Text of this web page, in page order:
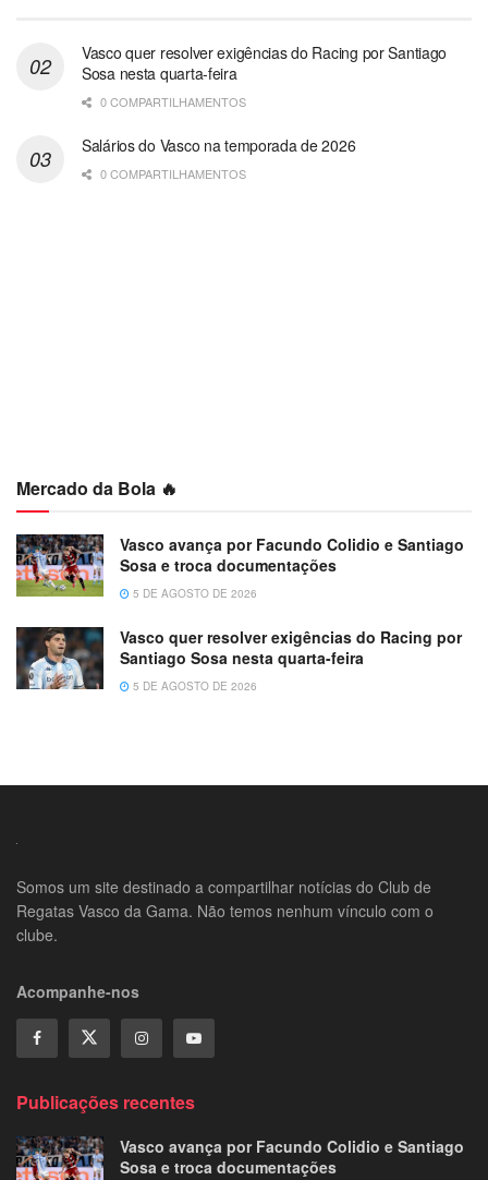
Vasco quer resolver exigências do Racing por Santiago
Sosa nesta quarta-feira
0 COMPARTILHAMENTOS
Salários do Vasco na temporada de 2026
0 COMPARTILHAMENTOS
Mercado da Bola 🔥
Vasco avança por Facundo Colidio e Santiago
Sosa e troca documentações
5 DE AGOSTO DE 2026
Vasco quer resolver exigências do Racing por
Santiago Sosa nesta quarta-feira
5 DE AGOSTO DE 2026
Somos um site destinado a compartilhar notícias do Club de
Regatas Vasco da Gama. Não temos nenhum vínculo com o
clube.
Acompanhe-nos
Publicações recentes
Vasco avança por Facundo Colidio e Santiago
Sosa e troca documentações